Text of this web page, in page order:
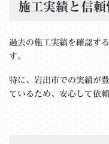
施工実績と信頼
過去の施工実績を確認す
す。
特に、岩出市での実績が
ているため、安心して依頼